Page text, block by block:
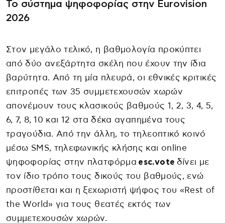
Το σύστημα ψηφοφορίας στην Eurovision
2026
Στον μεγάλο τελικό, η βαθμολογία προκύπτει
από δύο ανεξάρτητα σκέλη που έχουν την ίδια
βαρύτητα. Από τη μία πλευρά, οι εθνικές κριτικές
επιτροπές των 35 συμμετεχουσών χωρών
απονέμουν τους κλασικούς βαθμούς 1, 2, 3, 4, 5,
6, 7, 8, 10 και 12 στα δέκα αγαπημένα τους
τραγούδια. Από την άλλη, το τηλεοπτικό κοινό
μέσω SMS, τηλεφωνικής κλήσης και online
ψηφοφορίας στην πλατφόρμα esc.vote δίνει με
τον ίδιο τρόπο τους δικούς του βαθμούς, ενώ
προστίθεται και η ξεχωριστή ψήφος του «Rest of
the World» για τους θεατές εκτός των
συμμετεχουσών χωρών.